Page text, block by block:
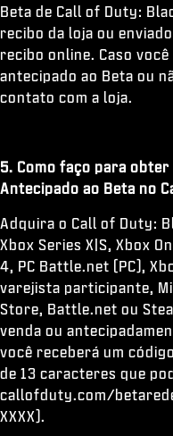
Beta de Call of Duty:
recibo da loja ou
recibo online. Caso
antecipado ao Beta ou
contato com a loja.
5. Como faço para
Antecipado ao Beta no
Adquira o Call of Duty:
Xbox Series X|S, Xbox
4, PC Battle.net (PC),
varejista participante,
Store, Battle.net ou
venda ou
você receberá um
de 13 caracteres que
callofduty.com/
XXXX).